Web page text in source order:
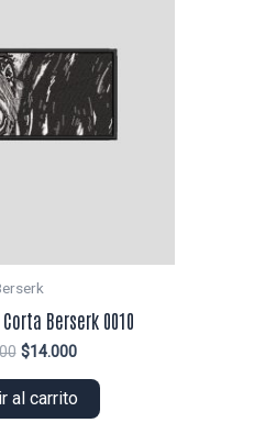
Berserk 0010
El
original
era:
$14.000El
actual
es:
al carrito